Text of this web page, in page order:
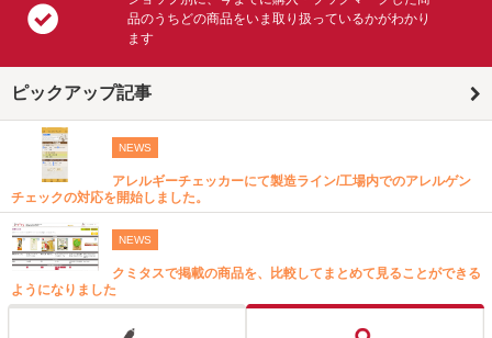
品のうちどの商品をいま取り扱っているかがわかり
ます
ピックアップ記事
NEWS
アレルギーチェッカーにて製造ライン/工場内でのアレルゲン
チェックの対応を開始しました。
NEWS
クミタスで掲載の商品を、比較してまとめて見ることができる
ようになりました